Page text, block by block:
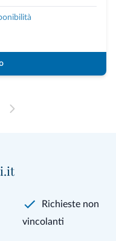
Richieste non
vincolanti